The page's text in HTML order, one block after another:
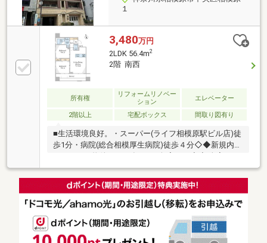
１
3,480万円
2LDK 56.4m2
2階 南西
所有権
リフォームリノベー
ション
エレベーター
2階以上 宅配ボックス 間取り図有り
■生活環境良好。・スーパー(ライフ相模原駅ビル店)徒
歩1分・病院(総合相模厚生病院)徒歩４分◇◆新規内装
ス張り替え、フローリング張り、給湯器、キッチン・
洗面・浴室・トイレ新規交換・ハウスクリーニング
etc..